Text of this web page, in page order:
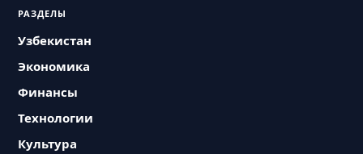
РАЗДЕЛЫ
Узбекистан
Экономика
Финансы
Технологии
Культура